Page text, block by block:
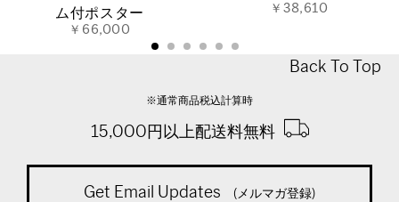
ム付ポスター
￥66,000
￥38,610
Back To Top
※通常商品税込計算時
15,000円以上配送料無料
Get Email Updates (メルマガ登録)